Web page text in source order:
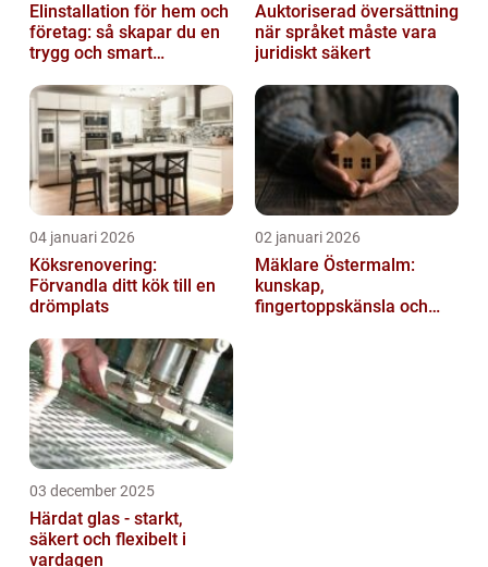
Elinstallation för hem och
företag: så skapar du en
trygg och smart
Auktoriserad översättning
när språket måste vara
juridiskt säkert
04 januari 2026
Köksrenovering:
Förvandla ditt kök till en
drömplats
02 januari 2026
Mäklare Östermalm:
kunskap,
fingertoppskänsla och
03 december 2025
Härdat glas - starkt,
säkert och flexibelt i
vardagen